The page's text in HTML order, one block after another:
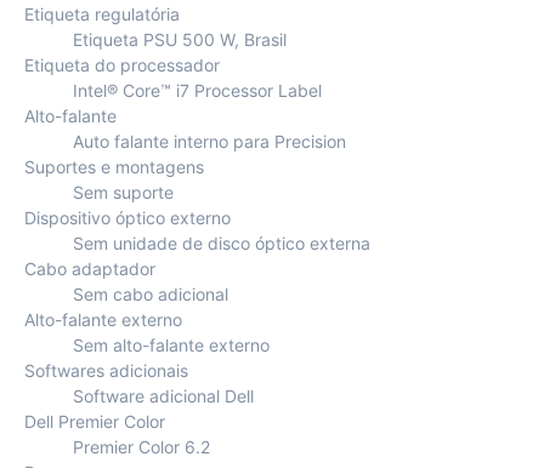
Etiqueta regulatória
Etiqueta PSU 500 W, Brasil
Etiqueta do processador
Intel® Core™ i7 Processor Label
Alto-falante
Auto falante interno para Precision
Suportes e montagens
Sem suporte
Dispositivo óptico externo
Sem unidade de disco óptico externa
Cabo adaptador
Sem cabo adicional
Alto-falante externo
Sem alto-falante externo
Softwares adicionais
Software adicional Dell
Dell Premier Color
Premier Color 6.2